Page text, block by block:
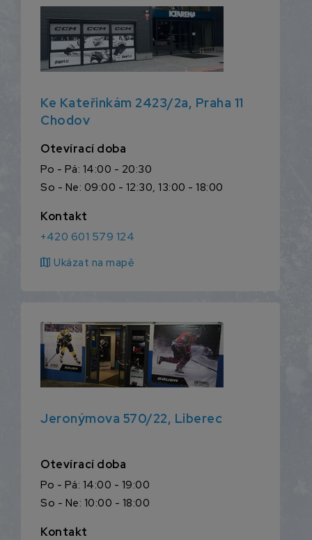
Ke Kateřinkám 2423/2a, Praha 11
Chodov
Otevírací doba
Po - Pá: 14:00 - 20:30
So - Ne: 09:00 - 12:30, 13:00 - 18:00
Kontakt
+420 601 579 124
map Ukázat na mapě
Jeronýmova 570/22, Liberec
Otevírací doba
Po - Pá: 14:00 - 19:00
So - Ne: 10:00 - 18:00
Kontakt